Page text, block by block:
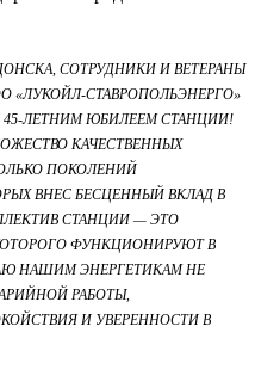
сотрудники и ветераны
«ЛУКОЙЛ-Ставропольэнерго»
летним юбилеем станции!
качественных
поколений
внес бесценный вклад в
станции — это
функционируют в
нашим энергетикам не
работы,
и уверенности в